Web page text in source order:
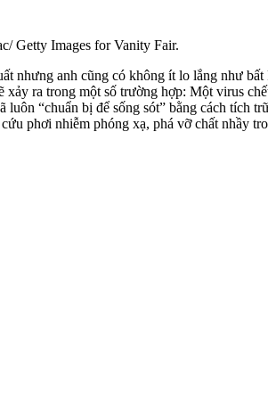
Getty Images for Vanity Fair.
nhưng anh cũng có không ít lo lắng như
xảy ra trong một số trường hợp: Một virus
“chuẩn bị để sống sót” bằng cách tích
phơi nhiễm phóng xạ, phá vỡ chất